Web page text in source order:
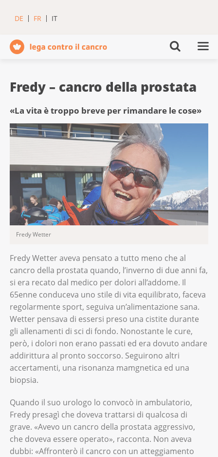
DE FR IT
Fredy – cancro della prostata
«La vita è troppo breve per rimandare le cose»
Fredy Wetter
Fredy Wetter aveva pensato a tutto meno che al
cancro della prostata quando, l’inverno di due anni fa,
si era recato dal medico per dolori all’addome. Il
65enne conduceva uno stile di vita equilibrato, faceva
regolarmente sport, seguiva un’alimentazione sana.
Wetter pensava di essersi preso una cistite durante
gli allenamenti di sci di fondo. Nonostante le cure,
però, i dolori non erano passati ed era dovuto andare
addirittura al pronto soccorso. Seguirono altri
accertamenti, una risonanza mamgnetica ed una
biopsia.
Quando il suo urologo lo convocò in ambulatorio,
Fredy presagì che doveva trattarsi di qualcosa di
grave. «Avevo un cancro della prostata aggressivo,
che doveva essere operato», racconta. Non aveva
dubbi: «Affronterò il cancro con un atteggiamento